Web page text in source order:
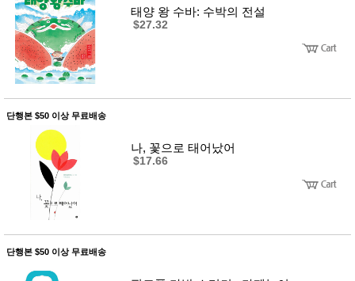
스킨케
어
메이크
업
헤어케
어/염색
바디케
어/향수
남성화
미용제
주방가
계절/생
활가전
전
주 명품식
기브랜
태양 왕 수바: 수박의 전설
$27.32
단행본 $50 이상 무료배송
나, 꽃으로 태어났어
$17.66
단행본 $50 이상 무료배송